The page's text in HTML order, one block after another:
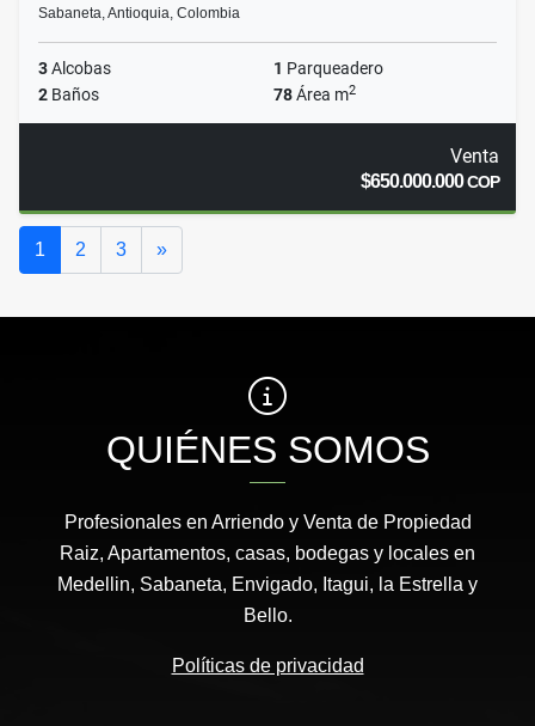
Sabaneta, Antioquia, Colombia
3Alcobas 1 Parqueadero
2 Baños 78Área m2
Venta
$650.000.000COP
1 2 3 »Siguiente
QUIÉNES SOMOS
Profesionales en Arriendo y Venta de Propiedad
Raiz, Apartamentos, casas, bodegas y locales en
Medellin, Sabaneta, Envigado, Itagui, la Estrella y
Bello.
Políticas de privacidad